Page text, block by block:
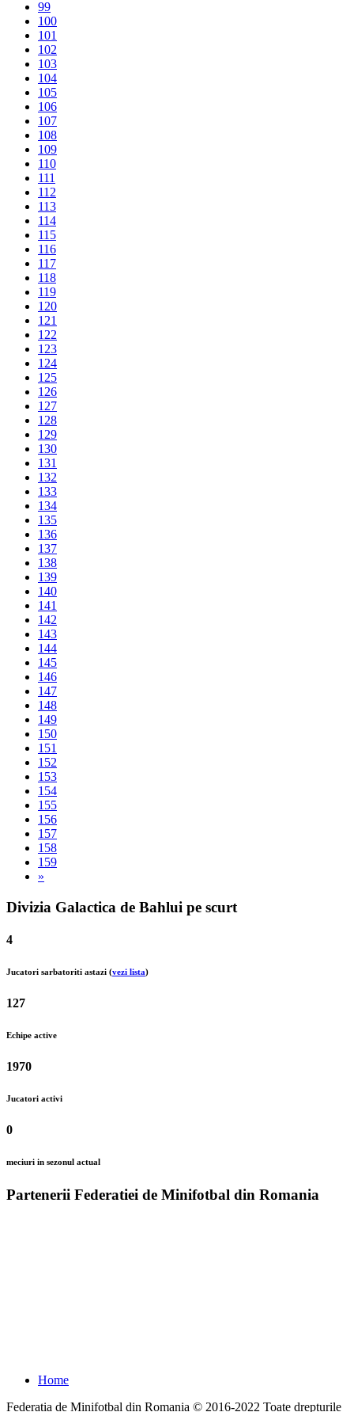
99
100
101
102
103
104
105
106
107
108
109
110
111
112
113
114
115
116
117
118
119
120
121
122
123
124
125
126
127
128
129
130
131
132
133
134
135
136
137
138
139
140
141
142
143
144
145
146
147
148
149
150
151
152
153
154
155
156
157
158
159
»
Divizia Galactica de Bahlui pe scurt
4
Jucatori sarbatoriti astazi (vezi lista)
127
Echipe active
1970
Jucatori activi
0
meciuri in sezonul actual
Partenerii Federatiei de Minifotbal din Romania
Home
Federatia de Minifotbal din Romania © 2016-2022 Toate drepturile